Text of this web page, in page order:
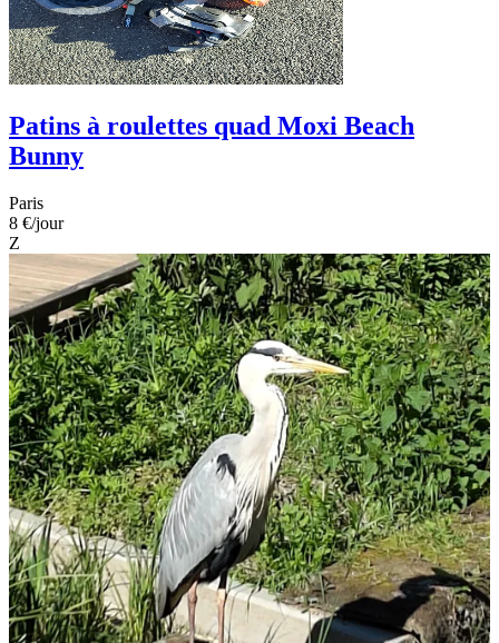
Patins à roulettes quad Moxi Beach
Bunny
Paris
8 €/jour
Z